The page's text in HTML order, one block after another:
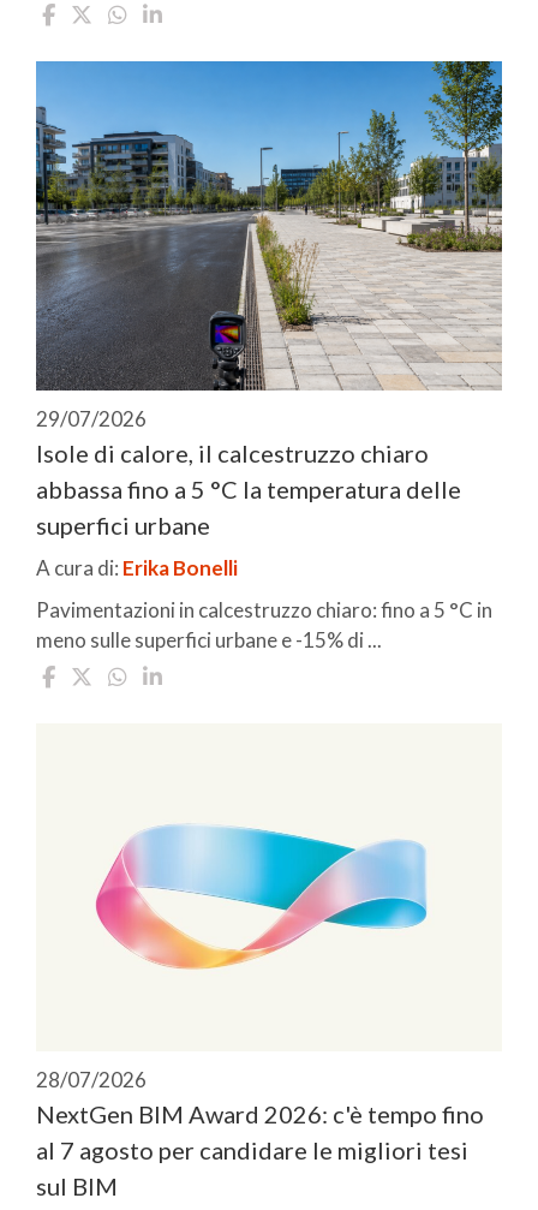
29/07/2026
Isole di calore, il calcestruzzo chiaro
abbassa fino a 5 °C la temperatura delle
superfici urbane
A cura di: Erika Bonelli
Pavimentazioni in calcestruzzo chiaro: fino a 5 °C in
meno sulle superfici urbane e -15% di ...
28/07/2026
NextGen BIM Award 2026: c'è tempo fino
al 7 agosto per candidare le migliori tesi
sul BIM